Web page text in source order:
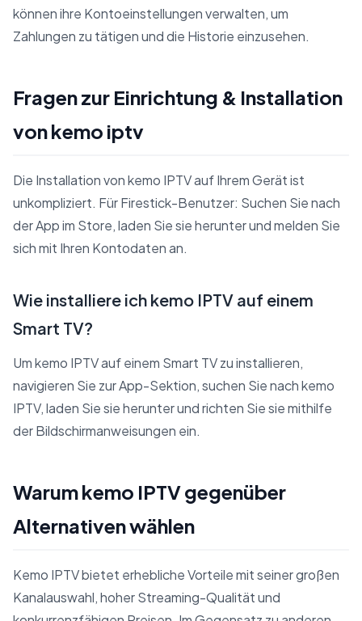
können ihre Kontoeinstellungen verwalten, um
Zahlungen zu tätigen und die Historie einzusehen.
Fragen zur Einrichtung & Installation
von kemo iptv
Die Installation von kemo IPTV auf Ihrem Gerät ist
unkompliziert. Für Firestick-Benutzer: Suchen Sie nach
der App im Store, laden Sie sie herunter und melden Sie
sich mit Ihren Kontodaten an.
Wie installiere ich kemo IPTV auf einem
Smart TV?
Um kemo IPTV auf einem Smart TV zu installieren,
navigieren Sie zur App-Sektion, suchen Sie nach kemo
IPTV, laden Sie sie herunter und richten Sie sie mithilfe
der Bildschirmanweisungen ein.
Warum kemo IPTV gegenüber
Alternativen wählen
Kemo IPTV bietet erhebliche Vorteile mit seiner großen
Kanalauswahl, hoher Streaming-Qualität und